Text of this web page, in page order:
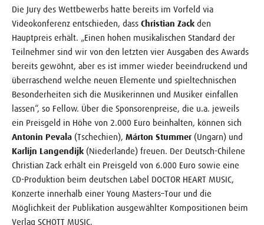
Die Jury des Wettbewerbs hatte bereits im Vorfeld via
Videokonferenz entschieden, dass Christian Zack den
Hauptpreis erhält. „Einen hohen musikalischen Standard der
Teilnehmer sind wir von den letzten vier Ausgaben des Awards
bereits gewöhnt, aber es ist immer wieder beeindruckend und
überraschend welche neuen Elemente und spieltechnischen
Besonderheiten sich die Musikerinnen und Musiker einfallen
lassen“, so Fellow. Über die Sponsorenpreise, die u.a. jeweils
ein Preisgeld in Höhe von 2.000 Euro beinhalten, können sich
Antonin Pevala (Tschechien), Márton Stummer (Ungarn) und
Karlijn Langendijk (Niederlande) freuen. Der Deutsch-Chilene
Christian Zack erhält ein Preisgeld von 6.000 Euro sowie eine
CD-Produktion beim deutschen Label DOCTOR HEART MUSIC,
Konzerte innerhalb einer Young Masters–Tour und die
Möglichkeit der Publikation ausgewählter Kompositionen beim
Verlag SCHOTT MUSIC.